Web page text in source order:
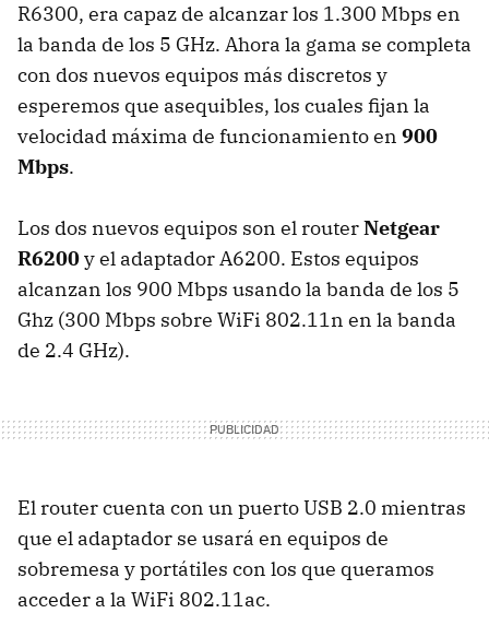
R6300, era capaz de alcanzar los 1.300 Mbps en
la banda de los 5 GHz. Ahora la gama se completa
con dos nuevos equipos más discretos y
esperemos que asequibles, los cuales fijan la
velocidad máxima de funcionamiento en 900
Mbps.
Los dos nuevos equipos son el routerNetgear
R6200y el adaptador A6200. Estos equipos
alcanzan los 900 Mbps usando la banda de los 5
Ghz (300 Mbps sobre WiFi 802.11n en la banda
de 2.4 GHz).
El router cuenta con un puertoUSB 2.0 mientras
que el adaptador se usará en equipos de
sobremesa y portátiles con los que queramos
acceder a la WiFi 802.11ac.